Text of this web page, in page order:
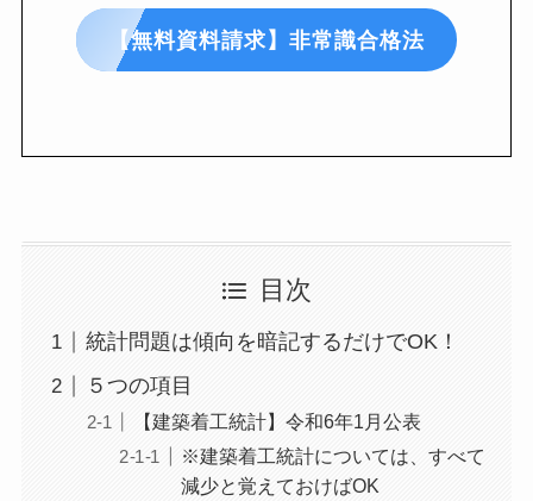
【無料資料請求】非常識合格法
目次
統計問題は傾向を暗記するだけでOK！
５つの項目
【建築着工統計】令和6年1月公表
※建築着工統計については、すべて
減少と覚えておけばOK